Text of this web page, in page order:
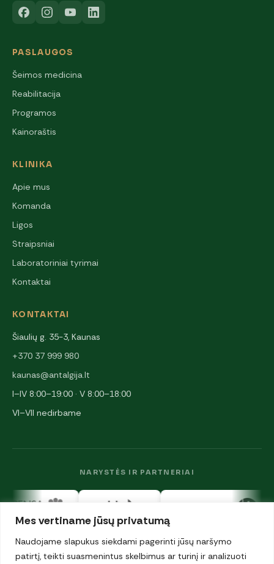
Mes vertiname jūsų privatumą
Naudojame slapukus siekdami pagerinti jūsų naršymo
patirtį, teikti suasmenintus skelbimus ar turinį ir analizuoti
PASLAUGOS
Šeimos medicina
Reabilitacija
Programos
Kainoraštis
KLINIKA
Apie mus
Komanda
Ligos
Straipsniai
Laboratoriniai tyrimai
Kontaktai
KONTAKTAI
Šiaulių g. 35-3, Kaunas
+370 37 999 980
kaunas@antalgija.lt
I–IV 8:00–19:00 · V 8:00–18:00
VI–VII nedirbame
NARYSTĖS IR PARTNERIAI